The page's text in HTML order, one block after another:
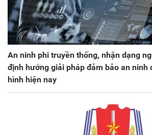
An ninh phi truyền thống, nhận dạng
định hướng giải pháp đảm bảo an ninh
hình hiện nay